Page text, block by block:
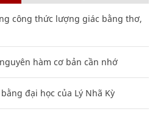
công thức lượng giác bằng thơ,
hàm cơ bản cần nhớ
đại học của Lý Nhã Kỳ